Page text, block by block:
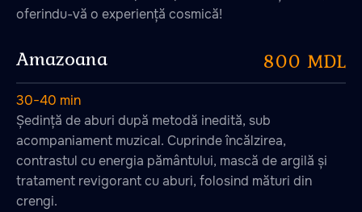
oferindu-vă o experiență cosmică!
Amazoana 800 MDL
30−40 min
Ședință de aburi după metodă inedită, sub
acompaniament muzical. Cuprinde încălzirea,
contrastul cu energia pământului, mască de argilă și
tratament revigorant cu aburi, folosind mături din
crengi.